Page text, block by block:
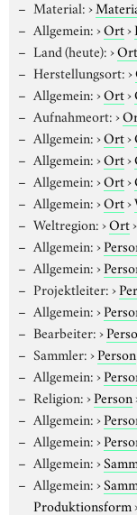
Material:›
Allgemein:›Ort›
Land (heute):›Ort
Herstellungsort:›
Allgemein:›Ort›
Aufnahmeort:›
Allgemein:›Ort›
Allgemein:›Ort›
Allgemein:›Ort›
Allgemein:›Ort›
Weltregion:›Ort›
Allgemein:›
Allgemein:›
Projektleiter:›
Allgemein:›
Bearbeiter:›
Sammler:›Person
Allgemein:›
Religion:›Person
Allgemein:›
Allgemein:›
Allgemein:›
Allgemein:›
Produktionsform